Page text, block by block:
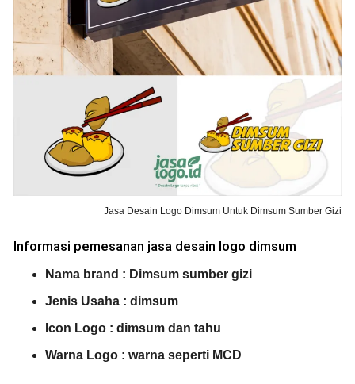
Jasa Desain Logo Dimsum Untuk Dimsum Sumber Gizi
Informasi pemesanan jasa desain logo dimsum
Nama brand : Dimsum sumber gizi
Jenis Usaha : dimsum
Icon Logo : dimsum dan tahu
Warna Logo : warna seperti MCD